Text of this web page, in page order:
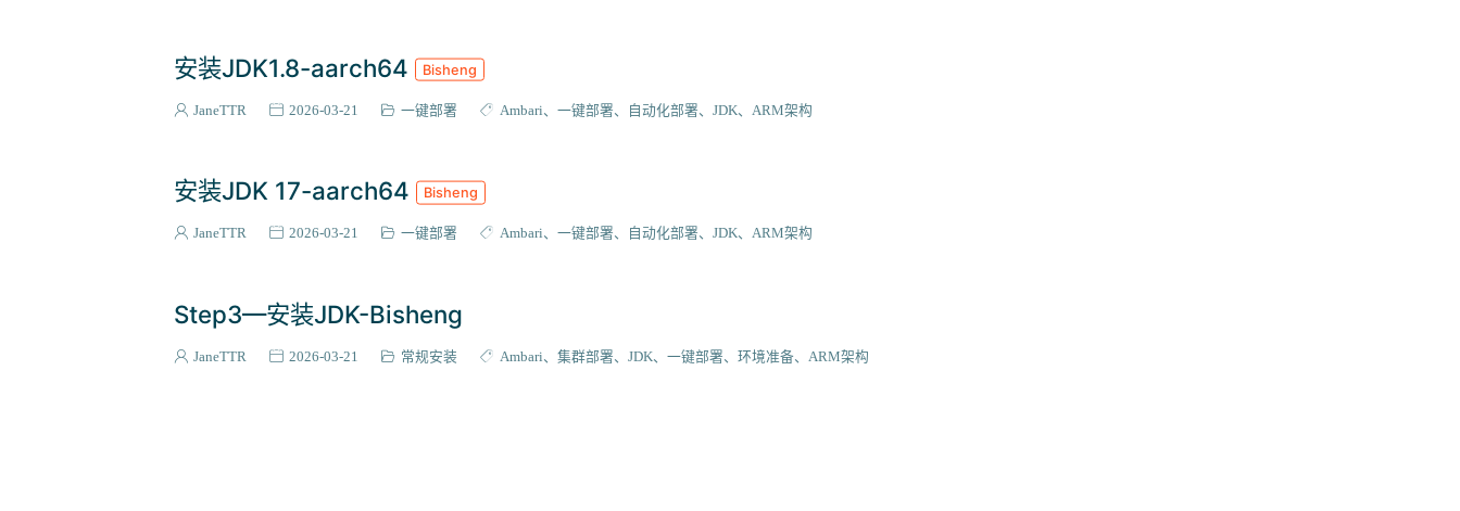
安装JDK1.8-aarch64 Bisheng
JaneTTR 2026-03-21 一键部署 Ambari 一键部署 自动化部署 JDK ARM架构
安装JDK 17-aarch64 Bisheng
JaneTTR 2026-03-21 一键部署 Ambari 一键部署 自动化部署 JDK ARM架构
Step3—安装JDK-Bisheng
JaneTTR 2026-03-21 常规安装 Ambari 集群部署 JDK 一键部署 环境准备 ARM架构